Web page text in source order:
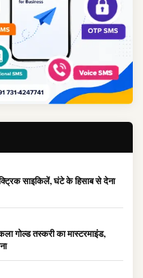
साइकिलें, घंटे के हिसाब से देना
गोल्ड तस्करी का मास्टरमाइंड,